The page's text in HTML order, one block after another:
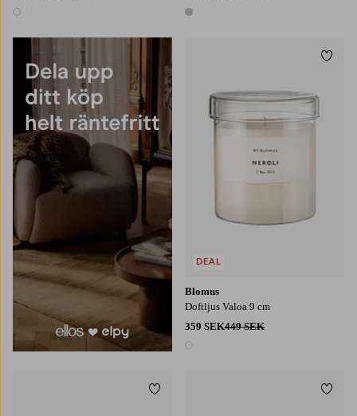
1 färg 1 färg
Läs mer
Blomus
Doftljus Valoa 9 cm
359 SEK449 SEK
1 färg
DEAL
Lägg till i favoriter